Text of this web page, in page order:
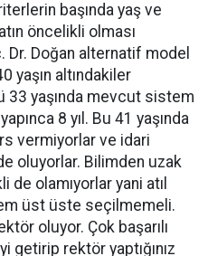
başında yaş ve
öncelikli olması
Doğan alternatif model
yaşın altındakiler
33 yaşında mevcut sistem
8 yıl. Bu 41 yaşında
vermiyorlar ve idari
oluyorlar. Bilimden uzak
de olamıyorlar yani atıl
üst üste seçilmemeli.
oluyor. Çok başarılı
getirip rektör yaptığınız